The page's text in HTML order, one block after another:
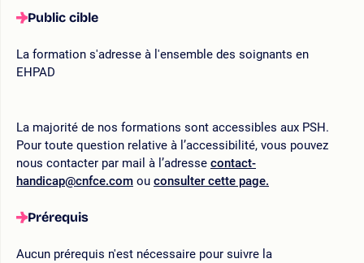
Public cible
La formation s'adresse à l'ensemble des soignants en
EHPAD
La majorité de nos formations sont accessibles aux PSH.
Pour toute question relative à l’accessibilité, vous pouvez
nous contacter par mail à l’adresse contact-
handicap@cnfce.com ou consulter cette page.
Prérequis
Aucun prérequis n'est nécessaire pour suivre la